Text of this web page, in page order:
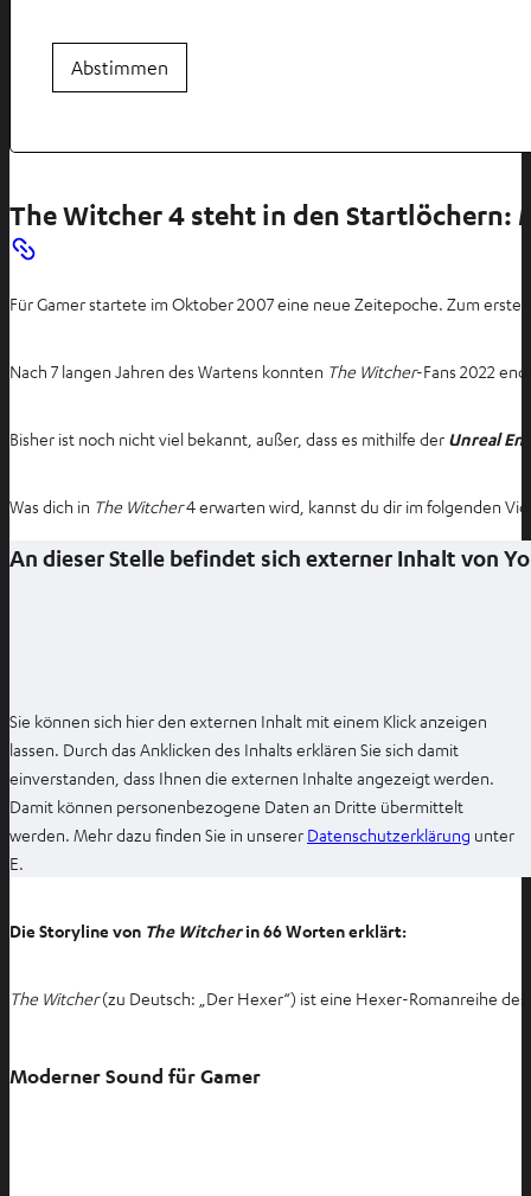
Abstimmen
The Witcher 4 steht in den Startlöchern:
Für Gamer startete im Oktober 2007 eine neue Zeitepoche. Zum
Nach 7 langen Jahren des Wartens konnten The Witcher-Fans 2022
Bisher ist noch nicht viel bekannt, außer, dass es mithilfe der Unreal
Was dich in The Witcher4 erwarten wird, kannst du dir im folgenden
An dieser Stelle befindet sich externer Inhalt von
Sie können sich hier den externen Inhalt mit einem Klick anzeigen
lassen. Durch das Anklicken des Inhalts erklären Sie sich damit
einverstanden, dass Ihnen die externen Inhalte angezeigt werden.
Damit können personenbezogene Daten an Dritte übermittelt
werden. Mehr dazu finden Sie in unserer Datenschutzerklärung
n
unter
E.
Die Storyline von The Witcherin 66 Worten erklärt:
The Witcher(zu Deutsch: „Der Hexer“) ist eine Hexer-Romanreihe
Moderner Sound für Gamer